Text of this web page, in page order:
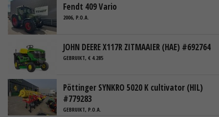
Fendt 409 Vario
2006, P.O.A.
JOHN DEERE X117R ZITMAAIER (HAE) #692764
GEBRUIKT, € 4.285
Pöttinger SYNKRO 5020 K cultivator (HIL)
#779283
GEBRUIKT, P.O.A.